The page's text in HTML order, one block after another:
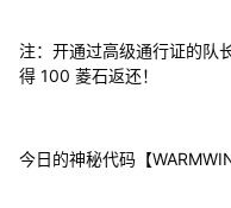
注：开通过高级通行证的队
得 100 菱石返还！
今日的神秘代码【